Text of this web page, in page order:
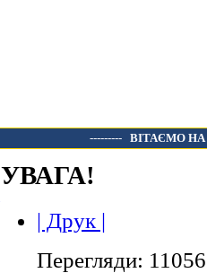
--------- ВІТАЄМО
УВАГА!
| Друк |
Перегляди: 11056